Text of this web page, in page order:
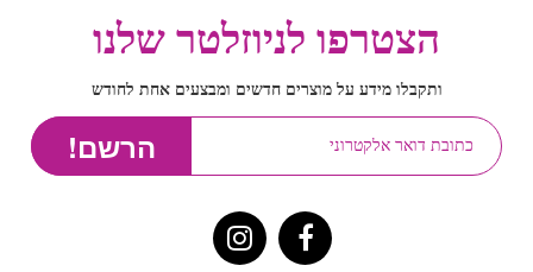
הצטרפו לניוזלטר שלנו
ותקבלו מידע על מוצרים חדשים ומבצעים אחת לחודש